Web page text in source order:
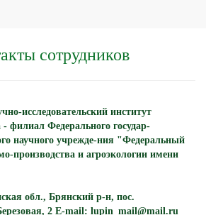
сотрудников
исследовательский институт
- филиал Федерального государ-
научного учрежде-ния "Федеральный
производства и агроэкологии имени
обл., Брянский р-н, пос.
2 E-mail: lupin_mail@mail.ru